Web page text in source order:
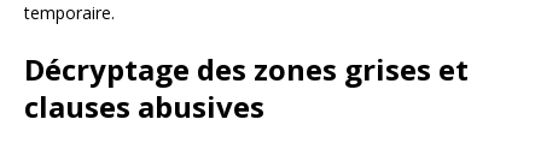
temporaire.
Décryptage des zones grises et
clauses abusives